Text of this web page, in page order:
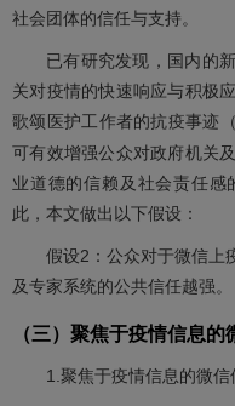
社会团体的信任与支持。
已有研究发现，国内的
关对疫情的快速响应与积极
歌颂医护工作者的抗疫事迹
可有效增强公众对政府机关
业道德的信赖及社会责任
此，本文做出以下假设：
假设2：公众对于微信上
及专家系统的公共信任越强。
（三）聚焦于疫情信息
1.聚焦于疫情信息的微